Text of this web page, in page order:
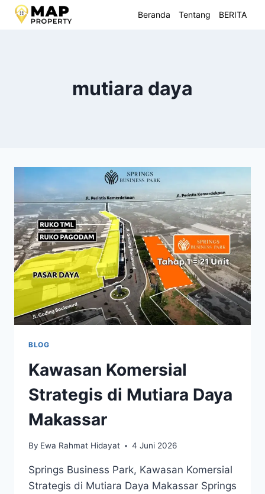
Skip
Beranda Tentang BERITA
mutiara daya
BLOG
Kawasan Komersial
Strategis di Mutiara Daya
Makassar
By Ewa Rahmat Hidayat 4 Juni 2026
Springs Business Park, Kawasan Komersial
Strategis di Mutiara Daya Makassar Springs